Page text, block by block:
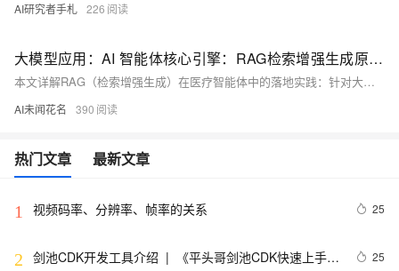
AI研究者手札 226
大模型应用：AI 智能体核心引擎：RAG检索增强生成原理与医疗场景深度落地.126
本文详解RAG（检索增强生成）在医疗智能体中的落地实践：针对大模型知识过时、幻觉、专业性不足三大痛点，基于Qwen本地大模型、MiniLM嵌入、FAISS向量库与LangChain框架，实现全流程可追溯、全本地化、无幻觉的精准问答。含环境配置、适配器封装、知识库构建及调试分析。
AI未闻花名 390
热门文章 最新文章
1 视频码率、分辨率、帧率的关系 25
2 剑池CDK开发工具介绍  |  《平头哥剑池CDK快速上手指
25